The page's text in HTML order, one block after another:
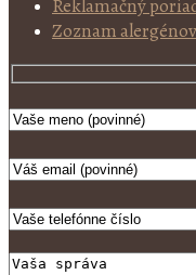
Reklamačný
Zoznam alergénov